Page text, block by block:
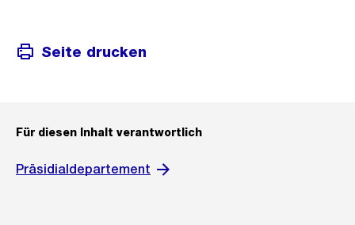
Seite drucken
Für diesen Inhalt verantwortlich
Präsidialdepartement